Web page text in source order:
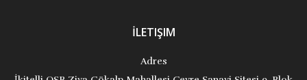
İLETIŞIM
Adres